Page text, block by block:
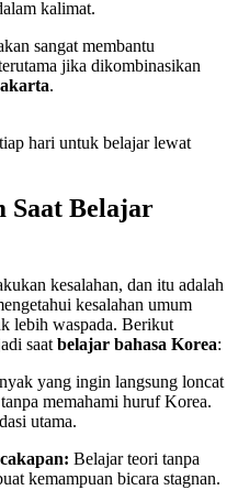
kalimat.
sangat membantu
jika dikombinasikan
.
hari untuk belajar lewat
Saat Belajar
kesalahan, dan itu adalah
kesalahan umum
lebih waspada. Berikut
saat belajar bahasa Korea:
yang ingin langsung loncat
memahami huruf Korea.
utama.
Belajar teori tanpa
kemampuan bicara stagnan.